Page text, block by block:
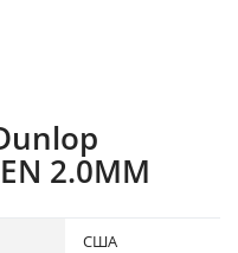
2.0MM
США